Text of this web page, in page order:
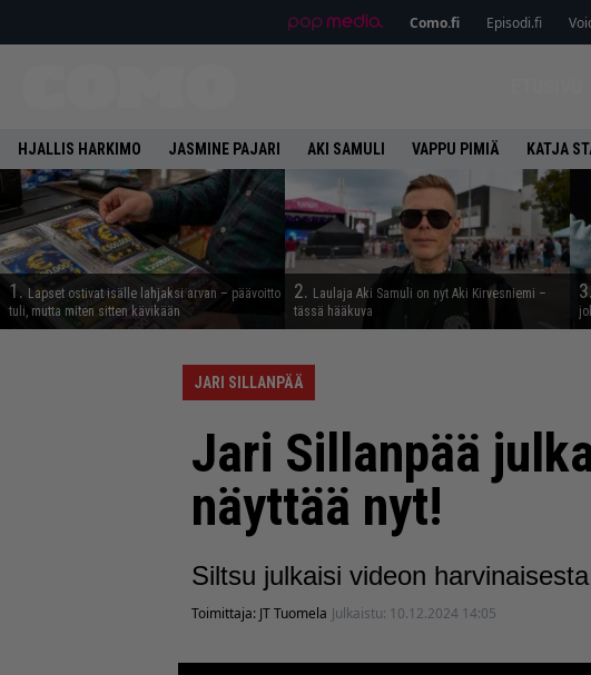
Como.fi Episodi.fi
HJALLIS HARKIMO JASMINE PAJARI AKI SAMULI VAPPU PIMIÄ KATJA
1. Lapset ostivat isälle lahjaksi arvan – päävoitto
tuli, mutta miten sitten kävikään
2. Laulaja Aki Samuli on nyt Aki Kirvesniemi –
tässä hääkuva
3.
JARI SILLANPÄÄ
Jari Sillanpää
näyttää nyt!
Siltsu julkaisi videon
Toimittaja: JT Tuomela Julkaistu: 10.12.2024 14:05